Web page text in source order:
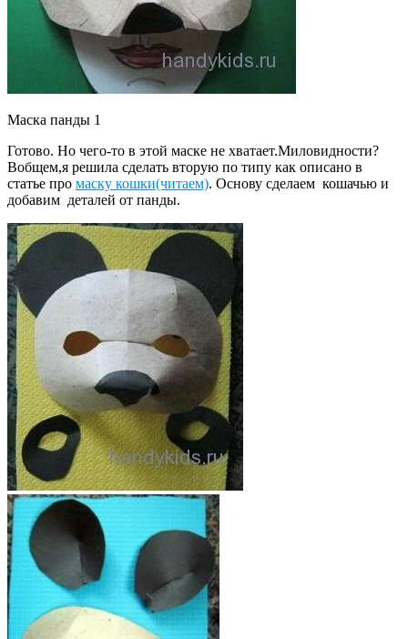
Маска панды 1
Готово. Но чего-то в этой маске не хватает.Миловидности?
Вобщем,я решила сделать вторую по типу как описано в
статье про маску кошки(читаем). Основу сделаем кошачью и
добавим деталей от панды.